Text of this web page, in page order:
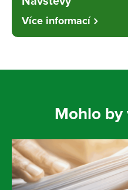
Více informací
Mohlo by